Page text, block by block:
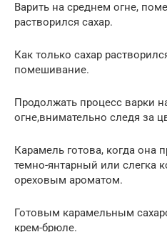
Варить на среднем огне,
растворился сахар.
Как только сахар
помешивание.
Продолжать процесс варки
огне,внимательно следя за
Карамель готова, когда она
темно-янтарный или слегка
ореховым ароматом.
Готовым карамельным
крем-брюле.